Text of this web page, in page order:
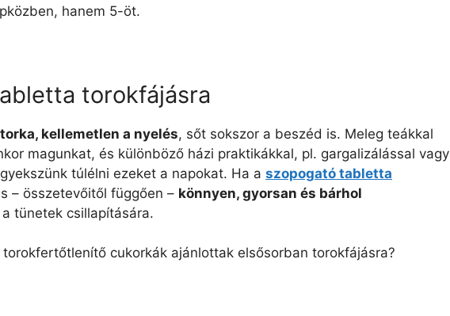
hanem 5-öt.
torokfájásra
kellemetlen a nyelés, sőt sokszor a beszéd is. Meleg teákkal
magunkat, és különböző házi praktikákkal, pl. gargalizálással vagy
túlélni ezeket a napokat. Ha a szopogató tabletta
– összetevőitől függően – könnyen, gyorsan és bárhol
a tünetek csillapítására.
cukorkák ajánlottak elsősorban torokfájásra?